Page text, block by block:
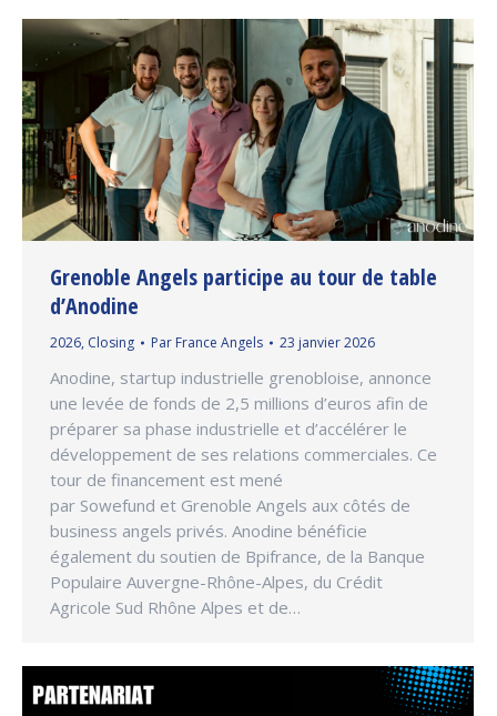
Grenoble Angels participe au tour de table
d’Anodine
2026, Closing Par France Angels 23 janvier 2026
Anodine, startup industrielle grenobloise, annonce
une levée de fonds de 2,5 millions d’euros afin de
préparer sa phase industrielle et d’accélérer le
développement de ses relations commerciales. Ce
tour de financement est mené
par Sowefund et Grenoble Angels aux côtés de
business angels privés. Anodine bénéficie
également du soutien de Bpifrance, de la Banque
Populaire Auvergne-Rhône-Alpes, du Crédit
Agricole Sud Rhône Alpes et de…